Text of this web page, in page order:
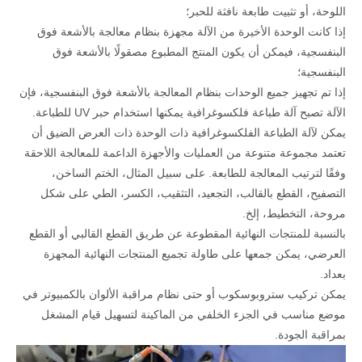
اللوحة، أو تثبيت طابعة نافثة للحبر؛
إذا كانت الوحدة الأخيرة من الآلة مجهزة بنظام معالجة بالأشعة فوق
البنفسجية، فيمكن أن يكون المنتج المطبوع مصقولًا بالأشعة فوق
البنفسجية؛
إذا تم تجهيز جميع الوحدات بنظام المعالجة بالأشعة فوق البنفسجية، فإن
الآلة تصبح آلة طباعة فلكسوغرافية يمكنها استخدام حبر UV للطباعة.
يمكن لآلة الطباعة الفلكسوغرافية ذات الوحدة ذات العرض الضيق أن
تعتمد مجموعة متنوعة من العمليات والأجهزة الداعمة للمعالجة اللاحقة
وفقًا لترتيب المعالجة للطابعة. على سبيل المثال، الختم الساخن،
التصفيح، القطع بالقالب، التجعيد، التثقيب، الكسر، الطي على شكل
مروحة، التخطيط، إلخ.
بالنسبة للمنتجات النهائية المقطوعة عن طريق القطع القالبي أو القطع
العرضي، يمكن جمعها على طاولة تجميع المنتجات النهائية المجهزة
بعداد.
يمكن تركيب ستروبوسكوب أو حتى نظام مراقبة الألوان بالكمبيوتر في
موضع مناسب في الجزء الخلفي من الماكينة لتسهيل قيام المشغل
بمراقبة الجودة.